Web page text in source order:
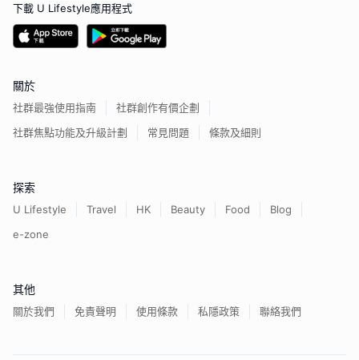
下載 U Lifestyle應用程式
關於
社群最強使用指南
社群創作有價企劃
社群焦點功能及升級計劃
常見問題 條款及細則
探索
U Lifestyle Travel HK Beauty Food
Blog
e-zone
其他
關於我們 免責聲明 使用條款 私隱政策 聯絡我們